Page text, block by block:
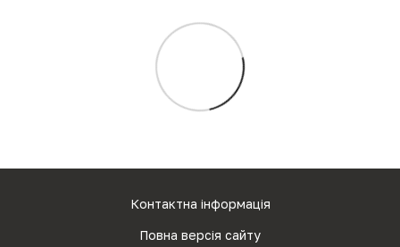
Контактна інформація
Повна версія сайту